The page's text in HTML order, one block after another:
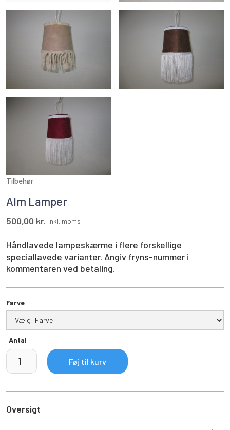
Tilbehør
Alm Lamper
500,00 kr. Inkl. moms
Håndlavede lampeskærme i flere forskellige
speciallavede varianter. Angiv fryns-nummer i
kommentaren ved betaling.
Farve
Antal
Oversigt